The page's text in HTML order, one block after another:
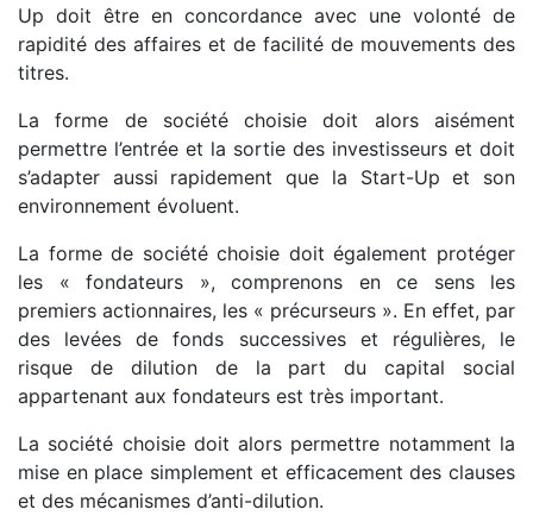
Up doit être en concordance avec une volonté de
rapidité des affaires et de facilité de mouvements des
titres.
La forme de société choisie doit alors aisément
permettre l’entrée et la sortie des investisseurs et doit
s’adapter aussi rapidement que la Start-Up et son
environnement évoluent.
La forme de société choisie doit également protéger
les « fondateurs », comprenons en ce sens les
premiers actionnaires, les « précurseurs ». En effet, par
des levées de fonds successives et régulières, le
risque de dilution de la part du capital social
appartenant aux fondateurs est très important.
La société choisie doit alors permettre notamment la
mise en place simplement et efficacement des clauses
et des mécanismes d’anti-dilution.